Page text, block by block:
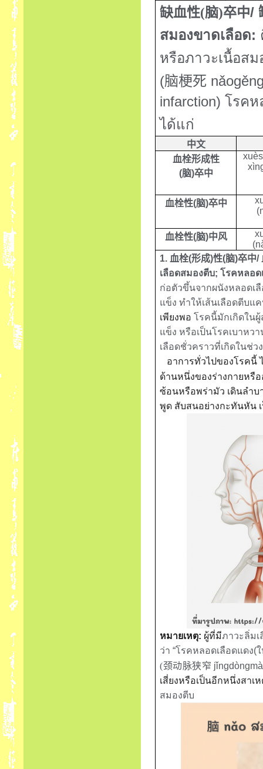
缺血性(脑)卒中/
สมองขาดเลือด:
หรือภาวะเนื้อส
(脑梗死
infarction) โรคห
ได้แก่
中文
血栓形成性
(脑)卒中
血栓性(脑)卒中
血栓性(脑)中风
1. 血栓(形成)性(脑)卒中/
เลือดสมองตีบ;โรคหลอด
ก่อตัวขึ้นจากผนังหลอดเ
แข็ง ทำให้เส้นเลือดตีบแ
เพียงพอ โรคนี้มักเกิดใน
แข็ง หรือเป็นโรคเบาหว
เลือดชั่วคราวที่เกิดในช่ว
อาการทั่วไปของโรคนี้
ด้านหนึ่งของร่างกายหรื
ซ้อนหรือพร่ามัว เดินลำ
พูด สับสนอย่างกะทันหัน
หมายเหตุ: ผู้ที่มีภาวะลิ่ม
ว่า “โรคหลอดเลือดแดง(
(颈动脉狭窄
เสี่ยงหรือเป็นอีกหนึ่งสาเ
สมองตีบ